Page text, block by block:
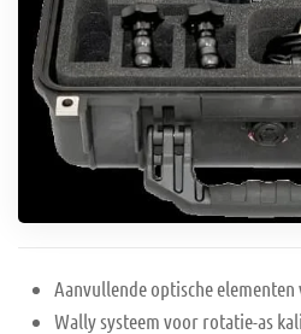
Aanvullende optische
Wally systeem voor rotatie-as